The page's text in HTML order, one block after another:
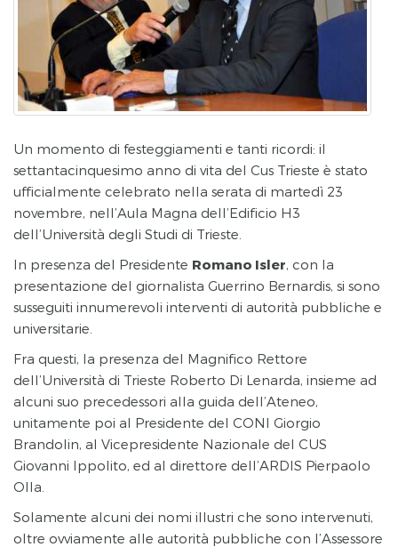
Un momento di festeggiamenti e tanti ricordi: il
settantacinquesimo anno di vita del Cus Trieste è stato
ufficialmente celebrato nella serata di martedì 23
novembre, nell’Aula Magna dell’Edificio H3
dell’Università degli Studi di Trieste.
In presenza del Presidente Romano Isler, con la
presentazione del giornalista Guerrino Bernardis, si sono
susseguiti innumerevoli interventi di autorità pubbliche e
universitarie.
Fra questi, la presenza del Magnifico Rettore
dell’Università di Trieste Roberto Di Lenarda, insieme ad
alcuni suo precedessori alla guida dell’Ateneo,
unitamente poi al Presidente del CONI Giorgio
Brandolin, al Vicepresidente Nazionale del CUS
Giovanni Ippolito, ed al direttore dell’ARDIS Pierpaolo
Olla.
Solamente alcuni dei nomi illustri che sono intervenuti,
oltre ovviamente alle autorità pubbliche con l’Assessore